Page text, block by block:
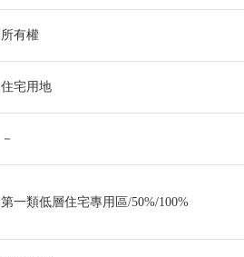
所有權
住宅用地
－
第一類低層住宅專用區/50%/100%